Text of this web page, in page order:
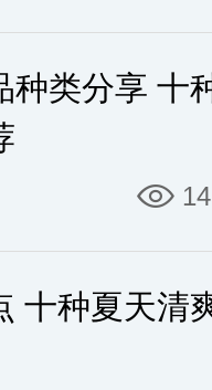
种类分享 十
十种夏天清